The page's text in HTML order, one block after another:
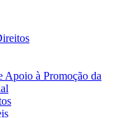
Apoio à Promoção da